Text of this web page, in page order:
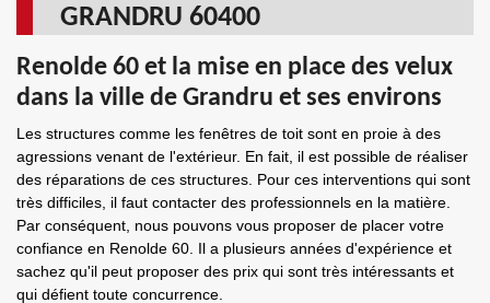
GRANDRU 60400
Renolde 60 et la mise en place des velux
dans la ville de Grandru et ses environs
Les structures comme les fenêtres de toit sont en proie à des
agressions venant de l'extérieur. En fait, il est possible de réaliser
des réparations de ces structures. Pour ces interventions qui sont
très difficiles, il faut contacter des professionnels en la matière.
Par conséquent, nous pouvons vous proposer de placer votre
confiance en Renolde 60. Il a plusieurs années d'expérience et
sachez qu'il peut proposer des prix qui sont très intéressants et
qui défient toute concurrence.